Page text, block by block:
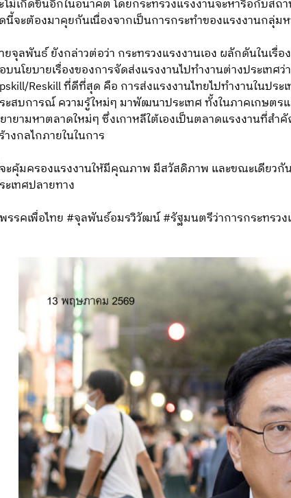
ไม่เกิดขึ้นอีกในอนาคต โดยกระทรวงแรงงานจะหารือกับสถ
นี้จะต้องมาคุยกันเนื่องจากเป็นการกระทำของแรงงานกลุ่
ยจุลพันธ์ ยังกล่าวต่อว่า กระทรวงแรงงานเอง ผลักดันในเรื่
บนโยบายเรื่องของการจัดส่งแรงงานไปทำงานต่างประเทศ
Reskill ที่ดีที่สุด คือ การส่งแรงงานไทยไปทำงานในประ
ะสบการณ์ ความรู้ใหม่ๆ มาพัฒนาประเทศ ทั้งในภาคเกษต
ายามหาตลาดใหม่ๆ ซึ่งเกาหลีใต้เองเป็นตลาดแรงงานที่สำ
างกลไกภายในในการ
ะคุ้มครองแรงงานให้มีคุณภาพ มีสวัสดิภาพ และขณะเดียว
ะเทศปลายทาง
รรคเพื่อไทย #จุลพันธ์อมรวิวัฒน์ #รัฐมนตรีว่าการกระทรวง